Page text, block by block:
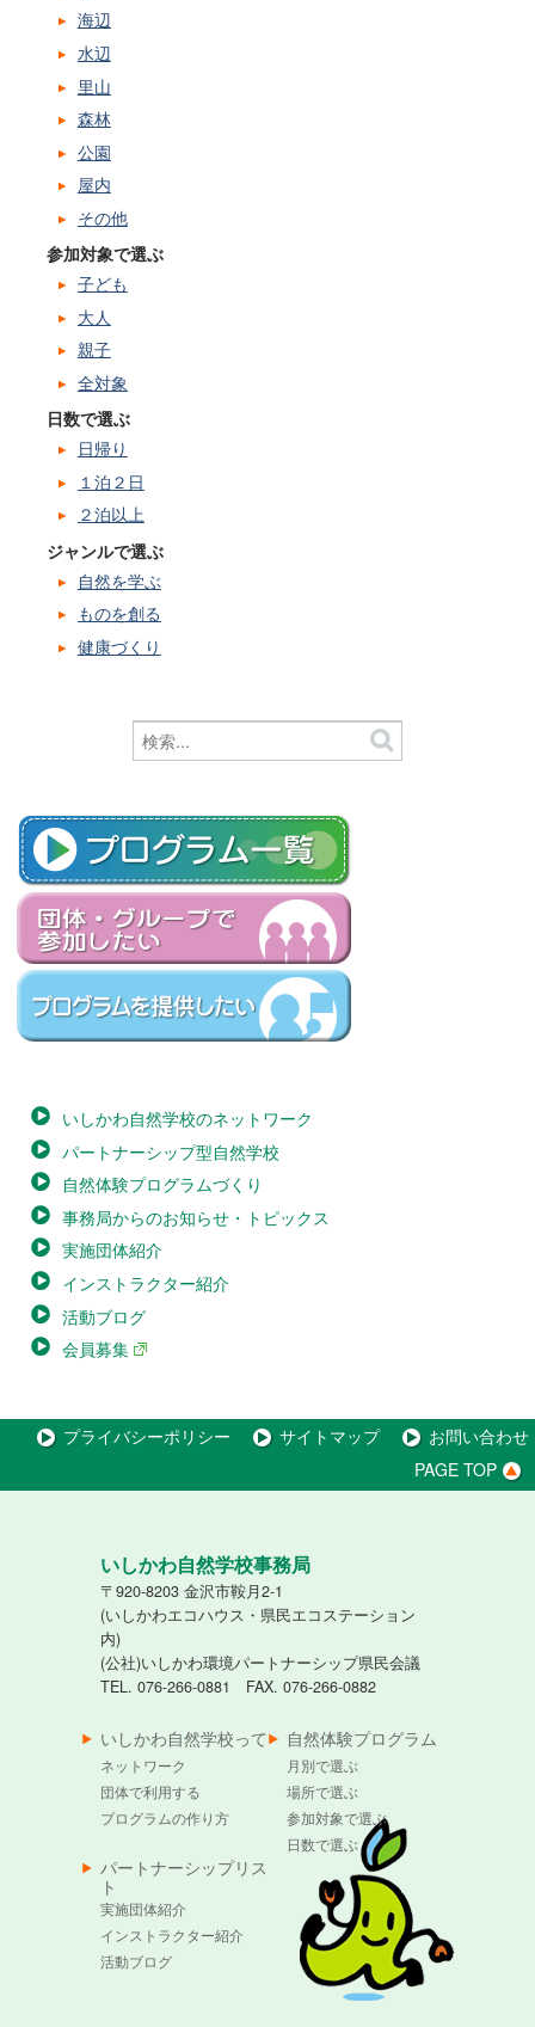
海辺
水辺
里山
森林
公園
屋内
その他
参加対象で選ぶ
子ども
大人
親子
全対象
日数で選ぶ
日帰り
１泊２日
２泊以上
ジャンルで選ぶ
自然を学ぶ
ものを創る
健康づくり
いしかわ自然学校のネットワーク
パートナーシップ型自然学校
自然体験プログラムづくり
事務局からのお知らせ・トピックス
実施団体紹介
インストラクター紹介
活動ブログ
会員募集
プライバシーポリシー サイトマップ
お問い合わせ
PAGE TOP
いしかわ自然学校事務局
〒920-8203 金沢市鞍月2-1
(いしかわエコハウス・県民エコステーション
内)
(公社)いしかわ環境パートナーシップ県民会議
TEL. 076-266-0881 FAX. 076-266-0882
いしかわ自然学校って
ネットワーク
団体で利用する
プログラムの作り方
自然体験プログラム
月別で選ぶ
場所で選ぶ
参加対象で選ぶ
日数で選ぶ
パートナーシップリス
ト
実施団体紹介
インストラクター紹介
活動ブログ